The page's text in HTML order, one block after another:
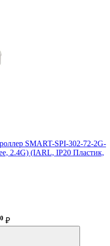
SMART-SPI-302-72-2G-
2.4G) (IARL, IP20 Пластик,
₽